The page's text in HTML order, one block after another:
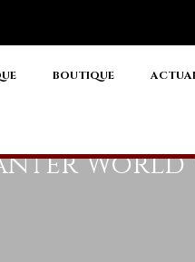
BOUTIQUE
World